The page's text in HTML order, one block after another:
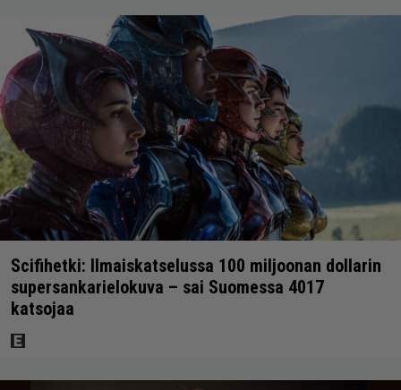
Scifihetki: Ilmaiskatselussa 100 miljoonan dollarin
supersankarielokuva – sai Suomessa 4017
katsojaa